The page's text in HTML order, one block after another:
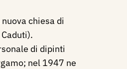
chiesa di
di dipinti
nel 1947 ne